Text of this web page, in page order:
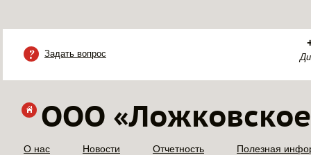
Задать вопрос
ООО
О нас Новости Отчетность Полезная